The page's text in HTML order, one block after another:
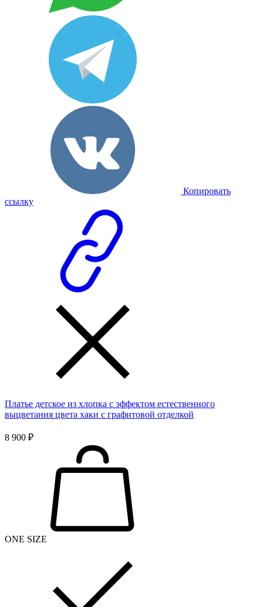
Копировать
ссылку
Платье детское из хлопка с эффектом естественного
выцветания цвета хаки с графитовой отделкой
8 900 ₽
ONE SIZE